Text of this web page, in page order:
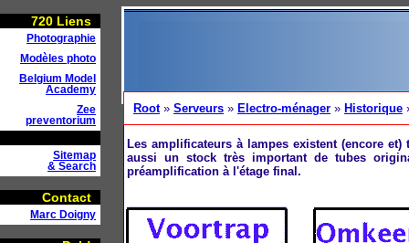
720 Liens
Photographie
Modèles photo
Belgium Model
Academy
Zee
preventorium
Sitemap
& Search
Contact
Marc Doigny
Root» Serveurs » Electro-ménager » Historique
Les amplificateurs à lampes existent (encore
aussi un stock très important de tubes
préamplification à l'étage final.